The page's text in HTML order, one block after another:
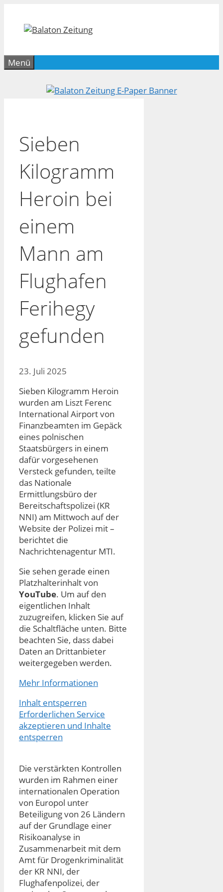
springen
Menü
Sieben
Kilogramm
Heroin bei
einem
Mann am
Flughafen
Ferihegy
gefunden
23. Juli 2025
Sieben Kilogramm Heroin
wurden am Liszt Ferenc
International Airport von
Finanzbeamten im Gepäck
eines polnischen
Staatsbürgers in einem
dafür vorgesehenen
Versteck gefunden, teilte
das Nationale
Ermittlungsbüro der
Bereitschaftspolizei (KR
NNI) am Mittwoch auf der
Website der Polizei mit –
berichtet die
Nachrichtenagentur MTI.
Sie sehen gerade einen
Platzhalterinhalt von
YouTube. Um auf den
eigentlichen Inhalt
zuzugreifen, klicken Sie auf
die Schaltfläche unten. Bitte
beachten Sie, dass dabei
Daten an Drittanbieter
weitergegeben werden.
Mehr Informationen
Inhalt entsperren
Erforderlichen Service
akzeptieren und Inhalte
entsperren
Die verstärkten Kontrollen
wurden im Rahmen einer
internationalen Operation
von Europol unter
Beteiligung von 26 Ländern
auf der Grundlage einer
Risikoanalyse in
Zusammenarbeit mit dem
Amt für Drogenkriminalität
der KR NNI, der
Flughafenpolizei, der